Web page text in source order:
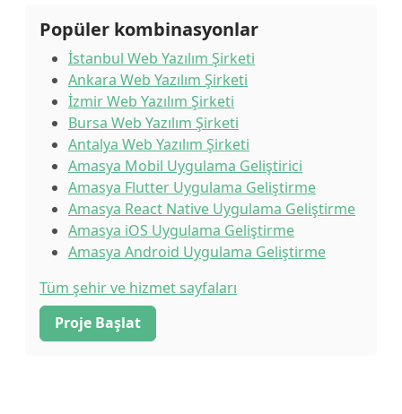
Popüler kombinasyonlar
İstanbul Web Yazılım Şirketi
Ankara Web Yazılım Şirketi
İzmir Web Yazılım Şirketi
Bursa Web Yazılım Şirketi
Antalya Web Yazılım Şirketi
Amasya Mobil Uygulama Geliştirici
Amasya Flutter Uygulama Geliştirme
Amasya React Native Uygulama Geliştirme
Amasya iOS Uygulama Geliştirme
Amasya Android Uygulama Geliştirme
Tüm şehir ve hizmet sayfaları
Proje Başlat